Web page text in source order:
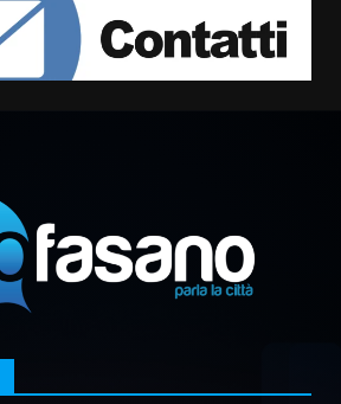
ferito a colpi di arma
fuoco
6 Agosto 2026 18:13
di Fasano
6 Agosto 2026 14:16
Neglia, coordinatrice
di Fratelli d’Italia,